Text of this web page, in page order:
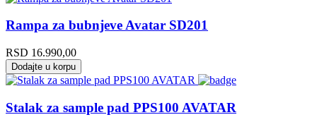
Rampa za bubnjeve Avatar SD201
RSD 16.990,00
Dodajte u korpu
Stalak za sample pad PPS100 AVATAR